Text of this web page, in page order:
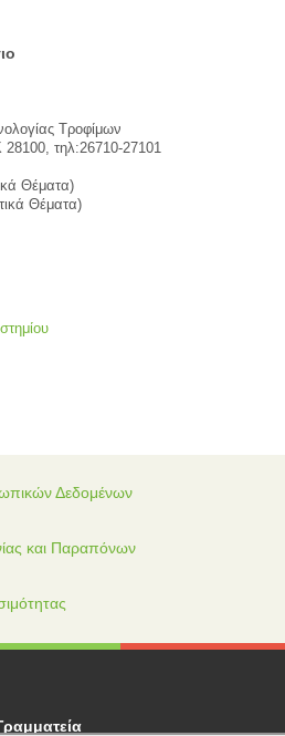
Τροφίμων
τηλ:26710-27101
Θέματα)
Θέματα)
Δεδομένων
και Παραπόνων